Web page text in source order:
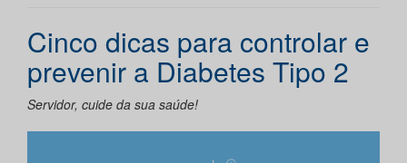
Cinco dicas para controlar e
prevenir a Diabetes Tipo 2
Servidor, cuide da sua saúde!